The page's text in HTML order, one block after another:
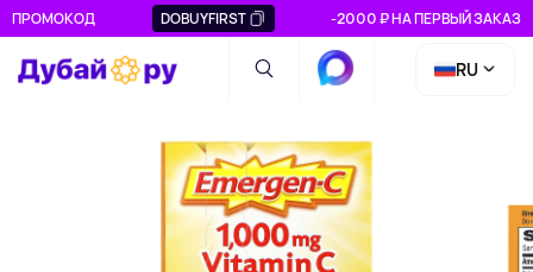
ПРОМОКОД DOBUYFIRST -2000 ₽ НА ПЕРВЫЙ ЗАКАЗ
RU